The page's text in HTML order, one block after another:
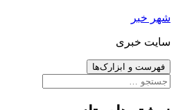
رفتن
نوشته‌ها
شهر خبر
سایت خبری
فهرست و ابزارک‌ها
جستجو